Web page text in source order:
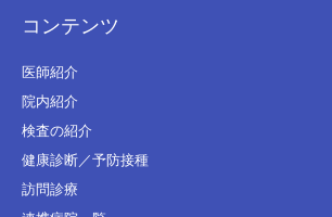
コンテンツ
医師紹介
院内紹介
検査の紹介
健康診断／予防接種
訪問診療